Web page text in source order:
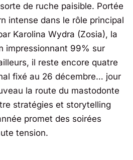
de ruche paisible. Portée
intense dans le rôle principal
Karolina Wydra (Zosia), la
impressionnant 99% sur
il reste encore quatre
fixé au 26 décembre… jour
la route du mastodonte
stratégies et storytelling
promet des soirées
tension.